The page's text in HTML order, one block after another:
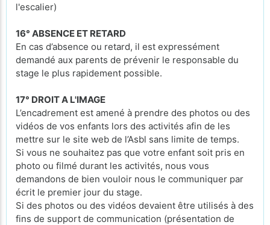
l'escalier)
16° ABSENCE ET RETARD
En cas d’absence ou retard, il est expressément
demandé aux parents de prévenir le responsable du
stage le plus rapidement possible.
17° DROIT A L'IMAGE
L’encadrement est amené à prendre des photos ou des
vidéos de vos enfants lors des activités afin de les
mettre sur le site web de l’Asbl sans limite de temps.
Si vous ne souhaitez pas que votre enfant soit pris en
photo ou filmé durant les activités, nous vous
demandons de bien vouloir nous le communiquer par
écrit le premier jour du stage.
Si des photos ou des vidéos devaient être utilisés à des
fins de support de communication (présentation de